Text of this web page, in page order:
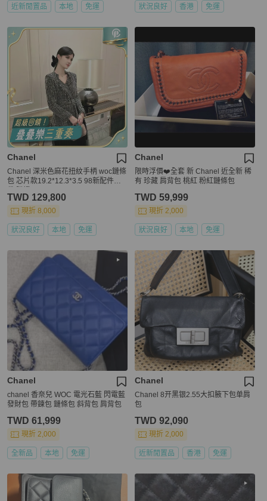
近新閒置品 本地 免運 狀況良好 香港 免運
Chanel
Chanel 深米色麻花扭紋手柄 woc鏈條
包 芯片款19.2*12.3*3.5 98新配件塵
TWD 129,800
現折 8,000
狀況良好 本地 免運
Chanel
限時浮價❤️全套 新 Chanel 近全新 稀
有 珍藏 肩背包 桃紅 粉紅鏈條包
TWD 59,999
現折 2,000
狀況良好 本地 免運
Chanel
chanel 香奈兒 WOC 電光石藍 閃電藍
發財包 帶鍊包 鏈條包 斜背包 肩背包
TWD 61,999
現折 2,000
全新品 本地 免運
Chanel
Chanel 8开黑银2.55大扣腋下包单肩
包
TWD 92,090
現折 2,000
近新閒置品 香港 免運